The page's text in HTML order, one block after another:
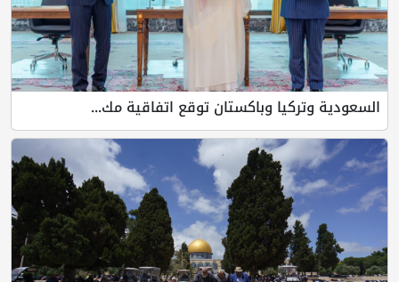
السعودية وتركيا وباكستان توقع اتفاقية مك...